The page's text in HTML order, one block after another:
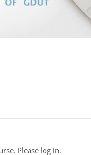
Please log in.